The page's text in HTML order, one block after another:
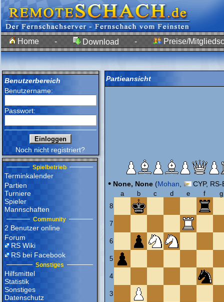
Home - Download - Preise/
Benutzerbereich
Benutzername:
Passwort:
Noch nicht registriert?
Spielbetrieb
Terminkalender
Partien
Turniere
Spieler
Mannschaften
Community
2 Benutzer online
Forum
RS Wiki
RS bei Facebook
Sonstiges
Hilfsmittel
Statistik
Sonstiges
Datenschutz
Partieansicht
• None, None (Mohan CYP,
a b c d e f
g
8
7
6
5
4
3